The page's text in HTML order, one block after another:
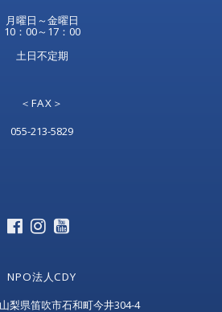
NPO法人CDY
梨県笛吹市石和町今井304-4
月曜日～金曜日
10：00～17：00
土日不定期
＜FAX＞
055-213-5829